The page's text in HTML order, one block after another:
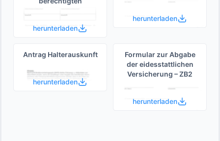
herunterladen
herunterladen
Antrag Halterauskunft
herunterladen
Formular zur Abgabe
der eides­stattlichen
Versicherung – ZB2
herunterladen